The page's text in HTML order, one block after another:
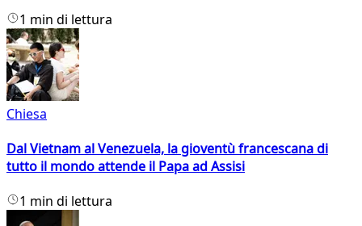
1 min di lettura
Chiesa
Dal Vietnam al Venezuela, la gioventù francescana di
tutto il mondo attende il Papa ad Assisi
1 min di lettura